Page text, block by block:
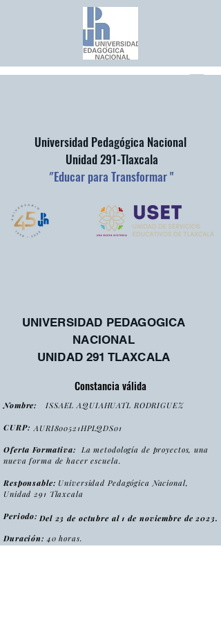
Universidad Pedagógica Nacional
Unidad 291-Tlaxcala
"Educar para Transformar "
UNIVERSIDAD PEDAGOGICA
NACIONAL
UNIDAD 291 TLAXCALA
Constancia válida
Nombre:
CURP:
Oferta Formativa: La metodología de proyectos, una
nueva forma de hacer escuela.
Responsable: Universidad Pedagógica Nacional,
Unidad 291 Tlaxcala
Periodo:
Duración: 40 horas.
ISSAEL AQUIAHUATL RODRIGUEZ
AURI800521HPLQDS01
Del 23 de octubre al 1 de noviembre de 2023.